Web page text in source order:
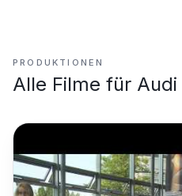
PRODUKTIONEN
Alle Filme für Audi